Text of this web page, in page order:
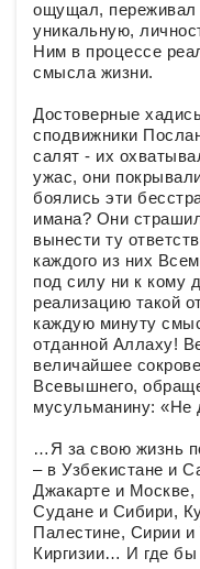
ощущал, переживал
уникальную,
Ним в процессе
смысла жизни.
Достоверные
сподвижники
салят - их
ужас, они
боялись эти
имана? Они
вынести ту
каждого из них
под силу ни к кому
реализацию такой
каждую минуту
отданной Аллаху!
величайшее
Всевышнего,
мусульманину: «Не
…Я за свою жизнь
– в Узбекистане и
Джакарте и Москве,
Судане и Сибири,
Палестине, Сирии и
Киргизии… И где